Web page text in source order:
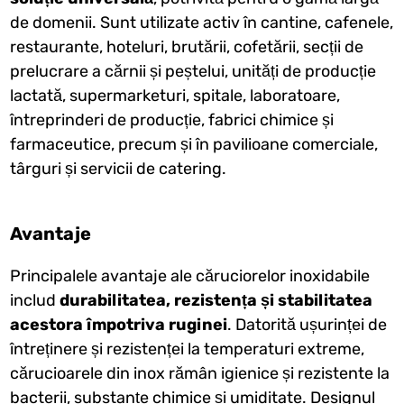
de domenii. Sunt utilizate activ în cantine, cafenele,
restaurante, hoteluri, brutării, cofetării, secții de
prelucrare a cărnii și peștelui, unități de producție
lactată, supermarketuri, spitale, laboratoare,
întreprinderi de producție, fabrici chimice și
farmaceutice, precum și în pavilioane comerciale,
târguri și servicii de catering.
Avantaje
Principalele avantaje ale căruciorelor inoxidabile
includdurabilitatea, rezistența și stabilitatea
acestora împotriva ruginei. Datorită ușurinței de
întreținere și rezistenței la temperaturi extreme,
cărucioarele din inox rămân igienice și rezistente la
bacterii, substanțe chimice și umiditate. Designul